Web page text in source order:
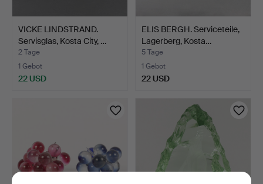
VICKE LINDSTRAND.
Servisglas, Kosta City, …
2 Tage
1 Gebot
22 USD
ELIS BERGH. Serviceteile,
Lagerberg, Kosta…
5 Tage
1 Gebot
22 USD